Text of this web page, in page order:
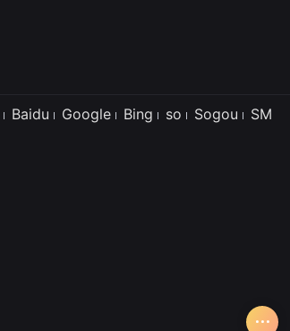
Baidu Google Bing so Sogou SM